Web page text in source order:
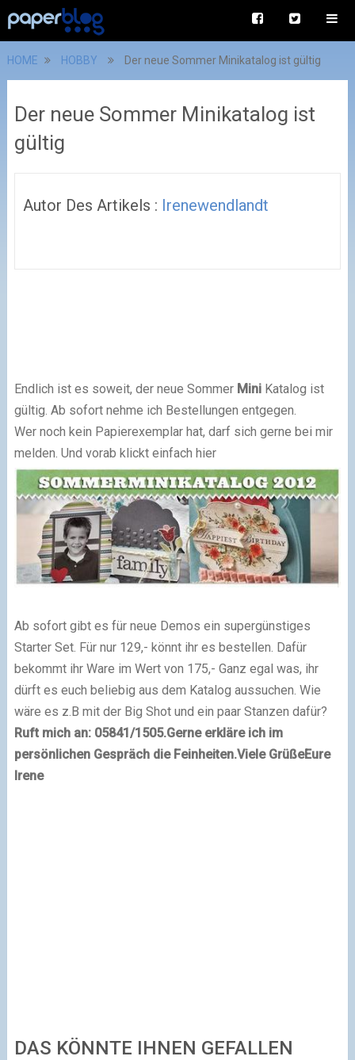
HOME HOBBY Der neue Sommer Minikatalog ist gültig
Der neue Sommer Minikatalog ist
gültig
Autor Des Artikels : Irenewendlandt
Endlich ist es soweit, der neue Sommer MiniKatalog ist
gültig. Ab sofort nehme ich Bestellungen entgegen.
Wer noch kein Papierexemplar hat, darf sich gerne bei mir
melden. Und vorab klickt einfach hier
Ab sofort gibt es für neue Demos ein supergünstiges
Starter Set. Für nur 129,- könnt ihr es bestellen. Dafür
bekommt ihr Ware im Wert von 175,- Ganz egal was, ihr
dürft es euch beliebig aus dem Katalog aussuchen. Wie
wäre es z.B mit der Big Shot und ein paar Stanzen dafür?
Ruft mich an: 05841/1505.Gerne erkläre ich im
persönlichen Gespräch die Feinheiten.Viele GrüßeEure
Irene
DAS KÖNNTE IHNEN GEFALLEN